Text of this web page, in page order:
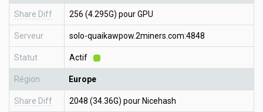
Share Diff 256 (4.295G) pour GPU
Serveur solo-quaikawpow.2miners.com:4848
Statut Actif
Région Europe
Share Diff 2048 (34.36G) pour Nicehash